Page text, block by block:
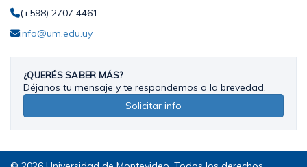
(+598) 2707 4461
info@um.edu.uy
¿QUERÉS SABER MÁS?
Déjanos tu mensaje y te respondemos a la brevedad.
Solicitar info